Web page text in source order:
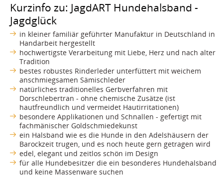
Kurzinfo zu: JagdART Hundehalsband -
Jagdglück
in kleiner familiär geführter Manufaktur in Deutschland in
Handarbeit hergestellt
hochwertigste Verarbeitung mit Liebe, Herz und nach alter
Tradition
bestes robustes Rinderleder unterfüttert mit weichem
anschmiegsamen Sämischleder
natürliches traditionelles Gerbverfahren mit
Dorschlebertran - ohne chemische Zusätze (ist
hautfreundlich und vermeidet Hautirritationen)
besondere Applikationen und Schnallen - gefertigt mit
fachmänischer Goldschmiedekunst
ein Halsband wie es die Hunde in den Adelshäusern der
Barockzeit trugen, und es noch heute gern getragen wird
edel, elegant und zeitlos schön im Design
für alle Hundebesitzer die ein besonderes Hundehalsband
und keine Massenware suchen